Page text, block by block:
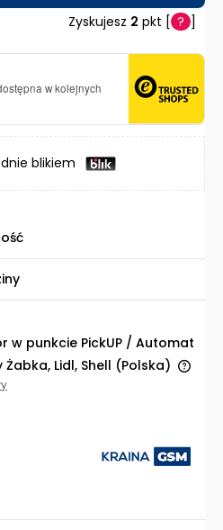
Zyskujesz 2 pkt [ ? ]
w kolejnych
blikiem
w punkcie PickUP / Automat
Lidl, Shell (Polska)
kosztów płatności